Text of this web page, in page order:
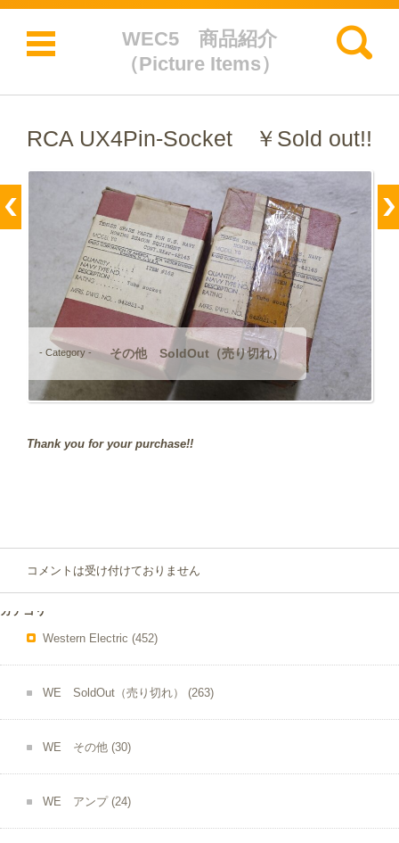
WEC5 商品紹介
（Picture Items）
検索:
コンテンツに移動
RCA UX4Pin-Socket ￥Sold out!!
- Category - その他 SoldOut（売り切れ）
Thank you for your purchase!!
コメントは受け付けておりません
カテゴリー
Western Electric (452)
WE SoldOut（売り切れ） (263)
WE その他 (30)
WE アンプ (24)